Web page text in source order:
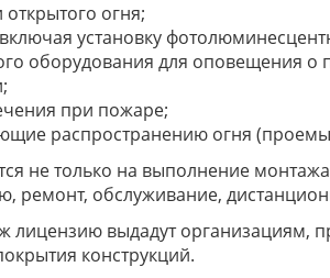
огня;
установку
оборудования для оповещения о
при пожаре;
распространению огня
не только на выполнение
ремонт, обслуживание,
лицензию выдадут организациям,
конструкций.